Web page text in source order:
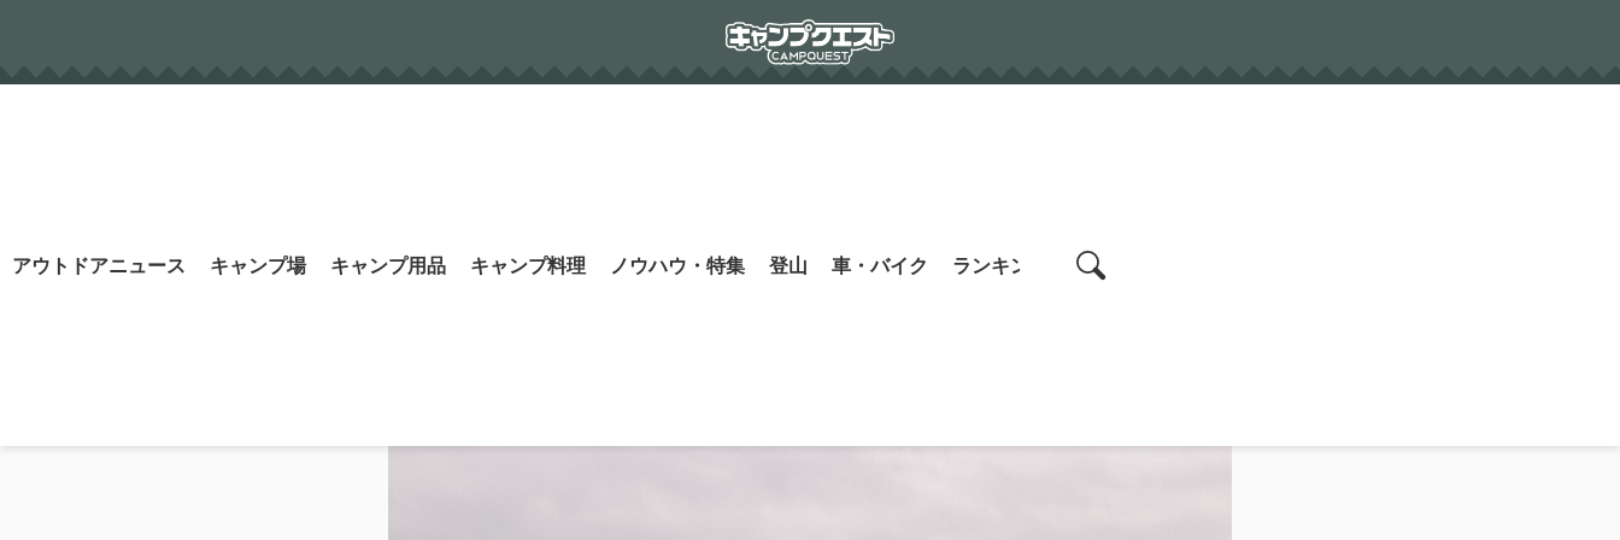
アウトドアニュース キャンプ場 キャンプ用品 キャンプ料理 ノウハウ・特集 登山 車・バイク ランキング search
Search